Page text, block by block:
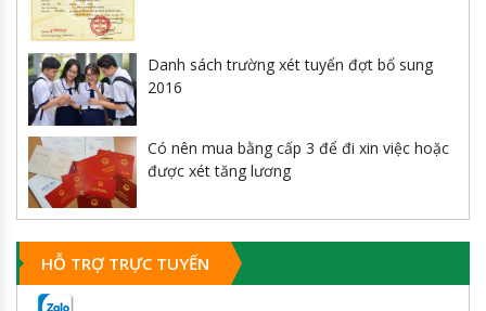
Danh sách trường xét tuyển đợt bổ sung
2016
Có nên mua bằng cấp 3 để đi xin việc hoặc
được xét tăng lương
HỖ TRỢ TRỰC TUYẾN